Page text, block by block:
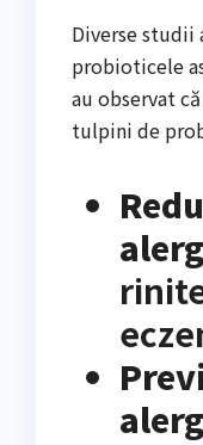
Diverse studii
probioticele
au observat
tulpini de